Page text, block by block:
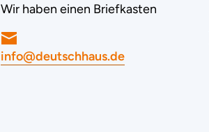
Wir haben einen Briefkasten
info@deutschhaus.de